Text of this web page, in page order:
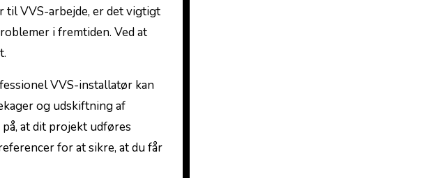
VVS-arbejde, er det vigtigt
i fremtiden. Ved at
VVS-installatør kan
og udskiftning af
at dit projekt udføres
for at ⁣sikre, ​at du får‌